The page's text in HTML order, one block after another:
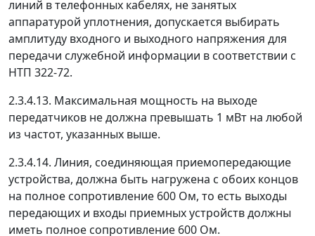
линий в телефонных кабелях, не занятых
аппаратурой уплотнения, допускается выбирать
амплитуду входного и выходного напряжения для
передачи служебной информации в соответствии с
НТП 322-72.
2.3.4.13. Максимальная мощность на выходе
передатчиков не должна превышать 1 мВт на любой
из частот, указанных выше.
2.3.4.14. Линия, соединяющая приемопередающие
устройства, должна быть нагружена с обоих концов
на полное сопротивление 600 Ом, то есть выходы
передающих и входы приемных устройств должны
иметь полное сопротивление 600 Ом.